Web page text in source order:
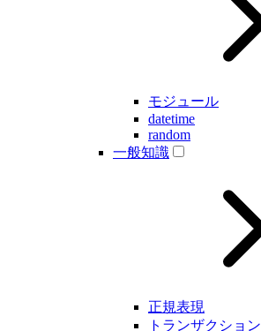
モジュール
datetime
random
一般知識
正規表現
トランザクション